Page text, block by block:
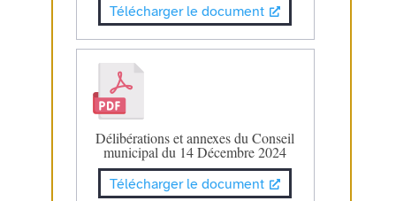
Télécharger le document
Délibérations et annexes du Conseil
municipal du 14 Décembre 2024
Télécharger le document